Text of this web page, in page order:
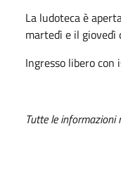
La ludoteca è
martedì e il giovedì
Ingresso libero con
Tutte le informazioni